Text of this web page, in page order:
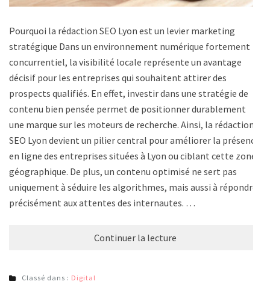
Pourquoi la rédaction SEO Lyon est un levier marketing
stratégique Dans un environnement numérique fortement
concurrentiel, la visibilité locale représente un avantage
décisif pour les entreprises qui souhaitent attirer des
prospects qualifiés. En effet, investir dans une stratégie de
contenu bien pensée permet de positionner durablement
une marque sur les moteurs de recherche. Ainsi, la rédaction
SEO Lyon devient un pilier central pour améliorer la présence
en ligne des entreprises situées à Lyon ou ciblant cette zone
géographique. De plus, un contenu optimisé ne sert pas
uniquement à séduire les algorithmes, mais aussi à répondre
précisément aux attentes des internautes. …
Continuer la lecture
Classé dans : Digital